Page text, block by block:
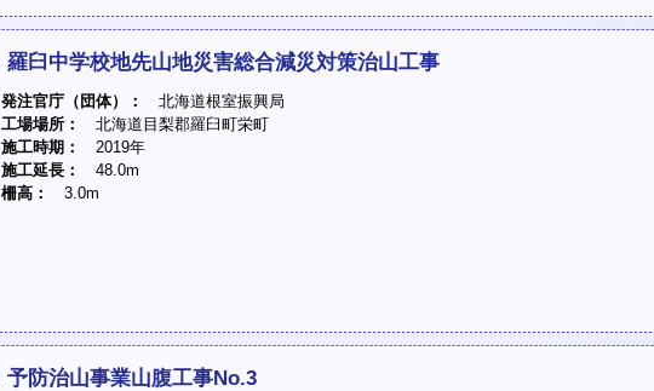
羅臼中学校地先山地災害総合減災対策治山工事
発注官庁（団体）：
北海道根室振興局
工場場所：
北海道目梨郡羅臼町栄町
施工時期：
2019年
施工延長：
48.0m
柵高：
3.0m
予防治山事業山腹工事No.3